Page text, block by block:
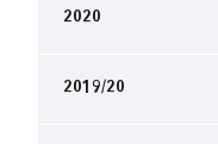
2020
2019/20